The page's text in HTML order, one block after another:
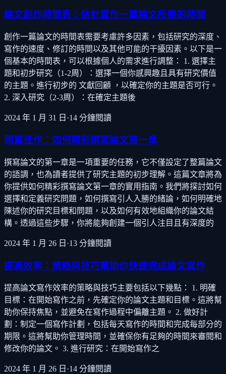
論文創作時間表：估計寫作一篇論文所需的時間
創作一篇論文的時間表需要考慮許多因素，包括研究的深度、
寫作的速度、修訂的時間以及其他可能的干擾因素。以下是一
個基本的時間表，可以根據個人的需求進行調整： 1. 選擇主
題和初步研究（1-2周）：選擇一個你感興趣且具有研究價值
的主題。進行初步的 文獻回顧 ，以確定你的主題是否可行。
2. 深入研究（2-3周）：在確定主題後
2024 年 1 月 31 日 ·14 分鐘閱讀
開篇佳作：如何精彩撰寫論文第一章
撰寫論文的第一章是一項重要的任務，它不僅設定了整篇論文
的語調，也為讀者提供了研究主題的初步理解。這篇文章將為
你提供如何精彩撰寫論文第一章的實用指南。我們將探討如何
選擇和定義研究問題，如何撰寫引人入勝的緒論，如何明確地
陳述你的研究目標和問題，以及如何有效地組織你的論文結
構。透過這些步驟，你將能夠創建一個引人注目且有深度的
2024 年 1 月 26 日 ·13 分鐘閱讀
提高效率：策略與技巧幫助你快速完成論文寫作
提高論文寫作效率的策略與技巧主要包括以下幾點： 1. 明確
目標：在開始寫作之前，先確定你的論文主題和目標。這將幫
助你保持焦點，並避免在寫作過程中偏離主題。 2. 做好計
劃：制定一個寫作計劃，包括每天寫作的時間和完成每部分的
期限。這將幫助你管理時間，並確保你有足夠的時間來審閱和
修改你的論文。 3. 進行研究：在開始寫作之
2024 年 1 月 26 日 ·14 分鐘閱讀